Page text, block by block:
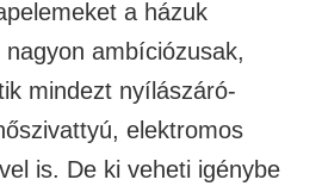
a házuk
ambíciózusak,
mindezt nyílászáró-
elektromos
is. De ki veheti igénybe